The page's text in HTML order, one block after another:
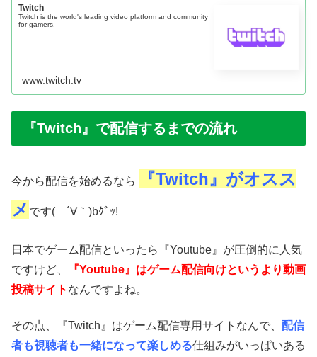
Twitch
Twitch is the world's leading video platform and community
for gamers.
www.twitch.tv
『Twitch』で配信するまでの流れ
今から配信を始めるなら
『Twitch』がオスス
メ です( ´∀｀)bｸﾞｯ!
日本でゲーム配信といったら『Youtube』が圧倒的に人気
ですけど、
『Youtube』はゲーム配信向けというより動画
投稿サイト なんですよね。
その点、『Twitch』はゲーム配信専用サイトなんで、 配信
者も視聴者も一緒になって楽しめる仕組みがいっぱいある